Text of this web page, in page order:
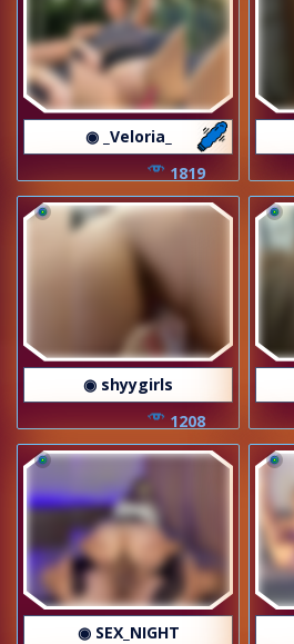
◉ _Veloria_
1819
◉ shyygirls
1208
◉ SEX_NIGHT